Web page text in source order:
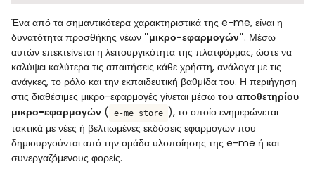
Ένα από τα σημαντικότερα χαρακτηριστικά της e-me, είναι η
δυνατότητα προσθήκης νέων "μικρο-εφαρμογών". Μέσω
αυτών επεκτείνεται η λειτουργικότητα της πλατφόρμας, ώστε να
καλύψει καλύτερα τις απαιτήσεις κάθε χρήστη, ανάλογα με τις
ανάγκες, το ρόλο και την εκπαιδευτική βαθμίδα του. Η περιήγηση
στις διαθέσιμες μικρο-εφαρμογές γίνεται μέσω του αποθετηρίου
μικρο-εφαρμογών ( e-me store ), το οποίο ενημερώνεται
τακτικά με νέες ή βελτιωμένες εκδόσεις εφαρμογών που
δημιουργούνται από την ομάδα υλοποίησης της e-me ή και
συνεργαζόμενους φορείς.